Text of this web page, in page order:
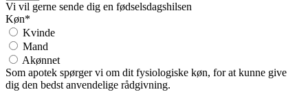
Vi vil gerne sende dig en fødselsdagshilsen
Køn*
Kvinde
Mand
Akønnet
Som apotek spørger vi om dit fysiologiske køn, for at kunne give
dig den bedst anvendelige rådgivning.